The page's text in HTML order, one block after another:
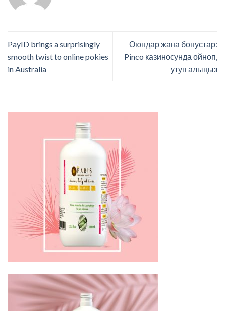
PayID brings a surprisingly
smooth twist to online pokies
in Australia
Оюндар жана бонустар:
Pinco казиносунда ойноп,
утуп алыңыз